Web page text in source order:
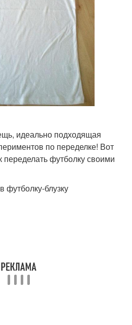
идеально подходящая
по переделке! Вот
переделать футболку своими
футболку-блузку